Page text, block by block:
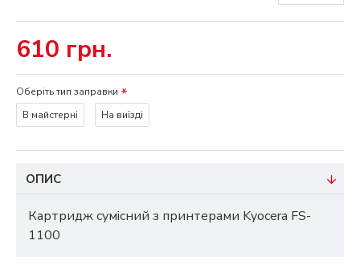
610 грн.
Оберіть тип заправки
В майстерні
На виїзді
ОПИС
Картридж сумісний з принтерами Kyocera FS-
1100